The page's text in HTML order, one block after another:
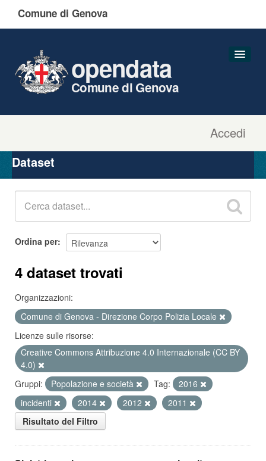
Comune di Genova
Accedi
opendata
Comune di Genova
Organizzazioni
Gruppi
Dataset
Ordina per
4 dataset trovati
Organizzazioni:
Comune di Genova - Direzione Corpo Polizia Locale
Licenze sulle risorse:
Creative Commons Attribuzione 4.0 Internazionale (CC BY
4.0)
Gruppi:
Popolazione e società Tag:
2016
incidenti
2014 2012
2011
Risultato del Filtro